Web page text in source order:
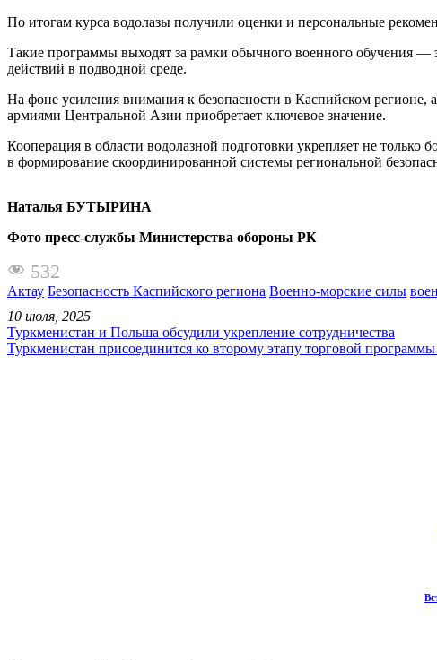
По итогам курса водолазы получили оценки и персональные
Такие программы выходят за рамки обычного военного обучения —
действий в подводной среде.
На фоне усиления внимания к безопасности в Каспийском
армиями Центральной Азии приобретает ключевое значение.
Кооперация в области водолазной подготовки укрепляет не
в формирование скоординированной системы региональной
Наталья БУТЫРИНА
Фото пресс-службы Министерства обороны РК
532
Актау Безопасность Каспийского региона Военно-морские силы
10 июля, 2025
Туркменистан и Польша обсудили укрепление сотрудничества
Туркменистан присоединится ко второму этапу торговой